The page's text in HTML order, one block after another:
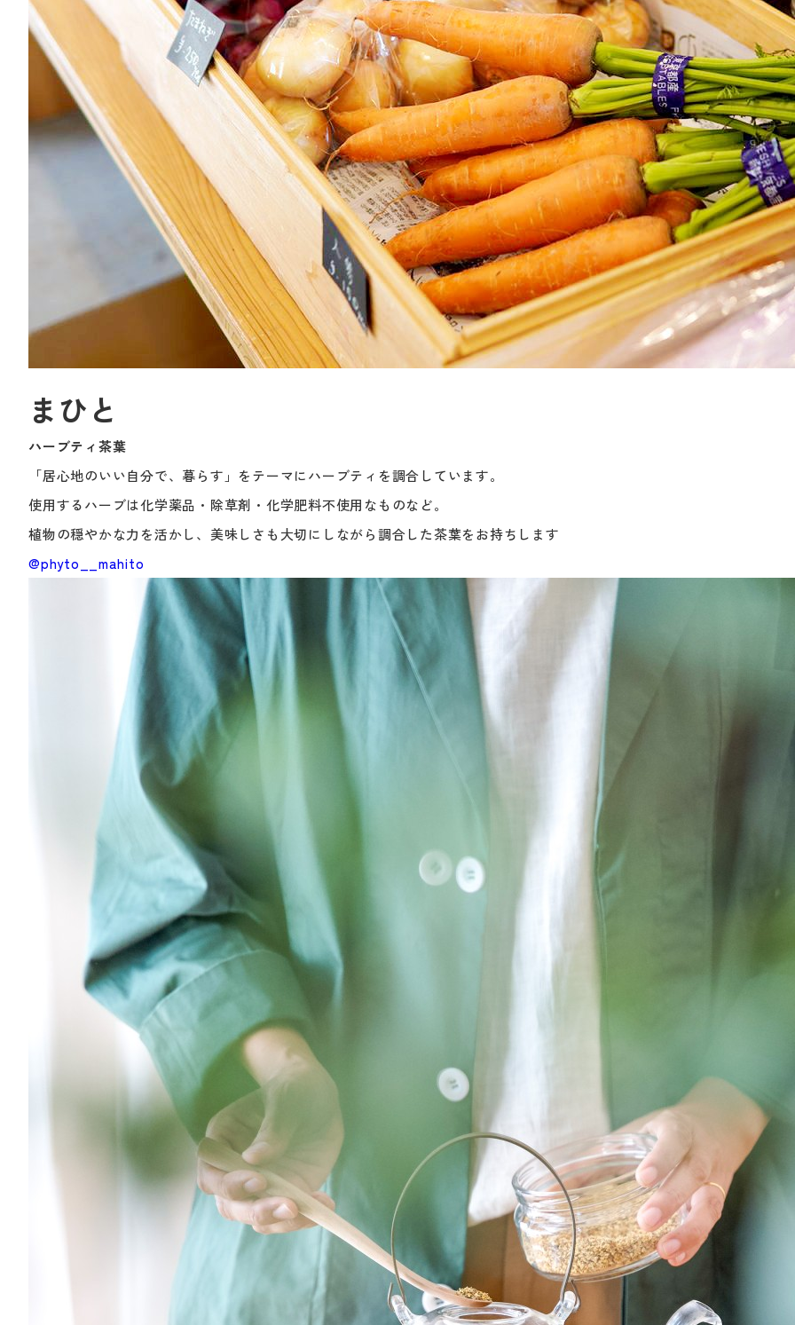
まひと
ハーブティ茶葉
「居心地のいい自分で、暮らす」をテーマにハーブティを調合しています。
使用するハーブは化学薬品・除草剤・化学肥料不使用なものなど。
植物の穏やかな力を活かし、美味しさも大切にしながら調合した茶葉をお持ちします
@phyto__mahito